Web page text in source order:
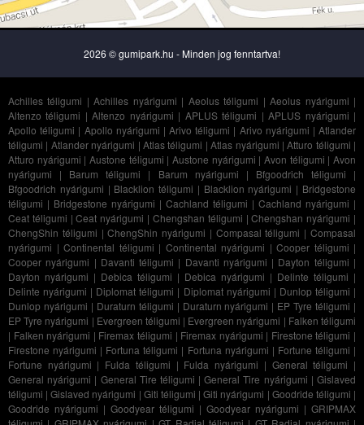
2026 © gumipark.hu - Minden jog fenntartva!
Achilles téligumi |Achilles nyárigumi | Aeolus téligumi |Aeolus nyárigumi |
Altenzo téligumi |Altenzo nyárigumi | APLUS téligumi |APLUS nyárigumi |
Apollo téligumi | Apollo nyárigumi |Arivo téligumi | Arivo nyárigumi |Atlander
téligumi | Atlander nyárigumi | Atlas téligumi |Atlas nyárigumi |Atturo téligumi |
Atturo nyárigumi |Austone téligumi |Austone nyárigumi |Avon téligumi |Avon
nyárigumi | Barum téligumi | Barum nyárigumi | Bfgoodrich téligumi |
Bfgoodrich nyárigumi | Blacklion téligumi | Blacklion nyárigumi | Bridgestone
téligumi | Bridgestone nyárigumi | Cachland téligumi | Cachland nyárigumi |
Ceat téligumi |Ceat nyárigumi | Chengshan téligumi |Chengshan nyárigumi |
ChengShin téligumi |ChengShin nyárigumi | Compasal téligumi |Compasal
nyárigumi | Continental téligumi | Continental nyárigumi | Cooper téligumi |
Cooper nyárigumi | Davanti téligumi | Davanti nyárigumi | Dayton téligumi |
Dayton nyárigumi | Debica téligumi | Debica nyárigumi | Delinte téligumi |
Delinte nyárigumi | Diplomat téligumi | Diplomat nyárigumi | Dunlop téligumi |
Dunlop nyárigumi | Duraturn téligumi | Duraturn nyárigumi | EP Tyre téligumi |
EP Tyre nyárigumi | Evergreen téligumi | Evergreen nyárigumi | Falken téligumi
| Falken nyárigumi | Firemax téligumi | Firemax nyárigumi | Firestone téligumi |
Firestone nyárigumi | Fortuna téligumi | Fortuna nyárigumi | Fortune téligumi |
Fortune nyárigumi | Fulda téligumi | Fulda nyárigumi | General téligumi |
General nyárigumi | General Tire téligumi |General Tire nyárigumi |Gislaved
téligumi |Gislaved nyárigumi | Giti téligumi |Giti nyárigumi | Goodride téligumi |
Goodride nyárigumi | Goodyear téligumi | Goodyear nyárigumi | GRIPMAX